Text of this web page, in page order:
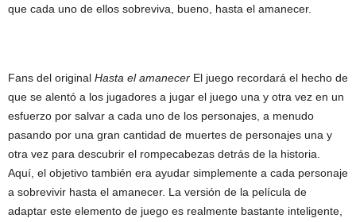
que cada uno de ellos sobreviva, bueno, hasta el amanecer.
Fans del original Hasta el amanecer El juego recordará el hecho de
que se alentó a los jugadores a jugar el juego una y otra vez en un
esfuerzo por salvar a cada uno de los personajes, a menudo
pasando por una gran cantidad de muertes de personajes una y
otra vez para descubrir el rompecabezas detrás de la historia.
Aquí, el objetivo también era ayudar simplemente a cada personaje
a sobrevivir hasta el amanecer. La versión de la película de
adaptar este elemento de juego es realmente bastante inteligente,